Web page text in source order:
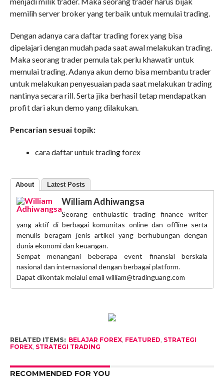
memilih server broker yang terbaik untuk memulai trading.
Dengan adanya cara daftar trading forex yang bisa
dipelajari dengan mudah pada saat awal melakukan trading.
Maka seorang trader pemula tak perlu khawatir untuk
memulai trading. Adanya akun demo bisa membantu trader
untuk melakukan penyesuaian pada saat melakukan trading
nantinya secara rill. Serta jika berhasil tetap mendapatkan
profit dari akun demo yang dilakukan.
Pencarian sesuai topik:
cara daftar untuk trading forex
About Latest Posts
William Adhiwangsa
Seorang enthuiastic trading finance writer
yang aktif di berbagai komunitas online dan offline serta
menulis beragam jenis artikel yang berhubungan dengan
dunia ekonomi dan keuangan.
Sempat menangani beberapa event finansial berskala
nasional dan internasional dengan berbagai platform.
Dapat dikontak melalui email william@tradinguang.com
RELATED ITEMS: BELAJAR FOREX, FEATURED, STRATEGI
FOREX, STRATEGI TRADING
RECOMMENDED FOR YOU